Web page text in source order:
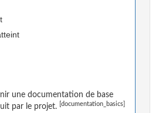
une documentation de base
par le projet.
[documentation_basics]